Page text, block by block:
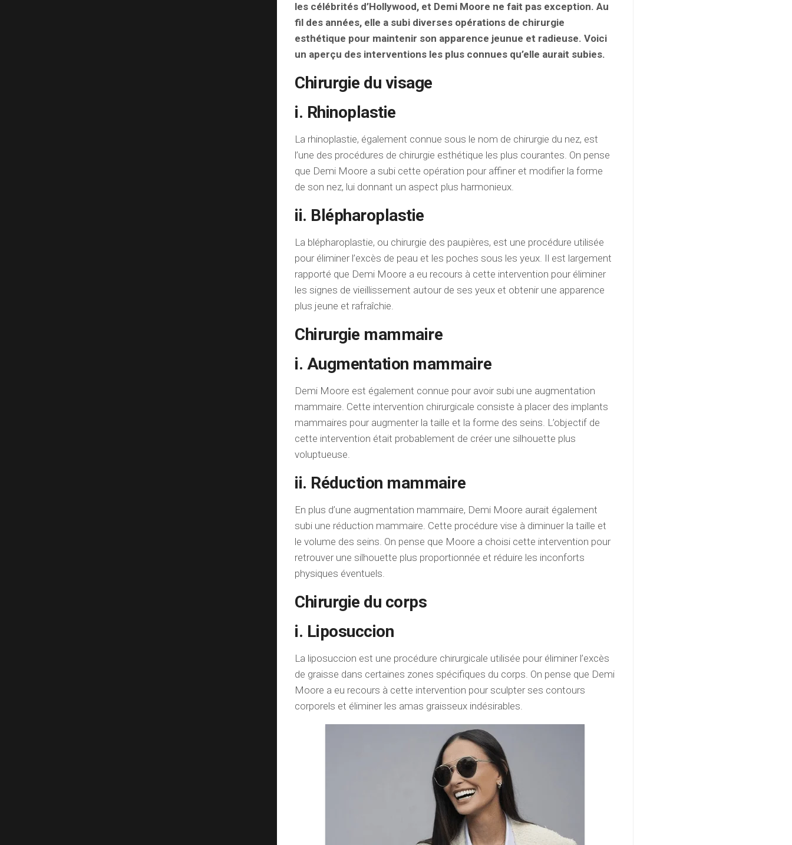
les célébrités d’Hollywood, et Demi Moore ne fait pas exception. Au
fil des années, elle a subi diverses opérations de chirurgie
esthétique pour maintenir son apparence jeunue et radieuse. Voici
un aperçu des interventions les plus connues qu’elle aurait subies.
Chirurgie du visage
i. Rhinoplastie
La rhinoplastie, également connue sous le nom de chirurgie du nez, est
l’une des procédures de chirurgie esthétique les plus courantes. On pense
que Demi Moore a subi cette opération pour affiner et modifier la forme
de son nez, lui donnant un aspect plus harmonieux.
ii. Blépharoplastie
La blépharoplastie, ou chirurgie des paupières, est une procédure utilisée
pour éliminer l’excès de peau et les poches sous les yeux. Il est largement
rapporté que Demi Moore a eu recours à cette intervention pour éliminer
les signes de vieillissement autour de ses yeux et obtenir une apparence
plus jeune et rafraîchie.
Chirurgie mammaire
i. Augmentation mammaire
Demi Moore est également connue pour avoir subi une augmentation
mammaire. Cette intervention chirurgicale consiste à placer des implants
mammaires pour augmenter la taille et la forme des seins. L’objectif de
cette intervention était probablement de créer une silhouette plus
voluptueuse.
ii. Réduction mammaire
En plus d’une augmentation mammaire, Demi Moore aurait également
subi une réduction mammaire. Cette procédure vise à diminuer la taille et
le volume des seins. On pense que Moore a choisi cette intervention pour
retrouver une silhouette plus proportionnée et réduire les inconforts
physiques éventuels.
Chirurgie du corps
i. Liposuccion
La liposuccion est une procédure chirurgicale utilisée pour éliminer l’excès
de graisse dans certaines zones spécifiques du corps. On pense que Demi
Moore a eu recours à cette intervention pour sculpter ses contours
corporels et éliminer les amas graisseux indésirables.